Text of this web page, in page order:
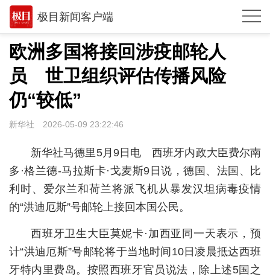
极目新闻客户端
推荐
观点
时政
湖北
世相
环球
极客圈
经济
欧洲多国将接回涉疫邮轮人
员 世卫组织评估传播风险
仍“较低”
新华社 2026-05-09 23:22:46
新华社马德里5月9日电 西班牙内政大臣费尔南
多·格兰德-马拉斯卡·戈麦斯9日说，德国、法国、比
利时、爱尔兰和荷兰将派飞机从暴发汉坦病毒疫情
的“洪迪厄斯”号邮轮上接回本国公民。
西班牙卫生大臣莫妮卡·加西亚同一天表示，预
计“洪迪厄斯”号邮轮将于当地时间10日凌晨抵达西班
牙特内里费岛。按照西班牙官员说法，除上述5国之